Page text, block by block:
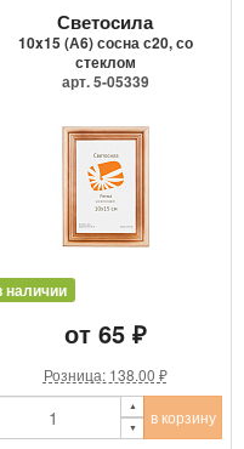
Светосила
10x15 (А6) сосна с20, со
стеклом
арт. 5-05339
наличии
от 65 ₽
Розница: 138.00 ₽
в корзину